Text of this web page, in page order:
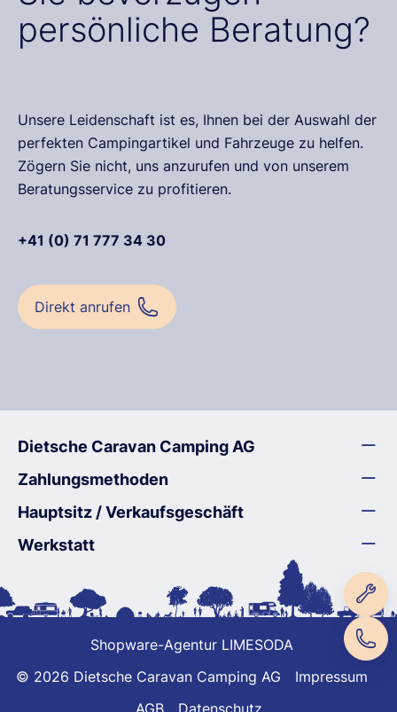
persönliche Beratung?
Unsere Leidenschaft ist es, Ihnen bei der Auswahl der
perfekten Campingartikel und Fahrzeuge zu helfen.
Zögern Sie nicht, uns anzurufen und von unserem
Beratungsservice zu profitieren.
+41 (0) 71 777 34 30
Direkt anrufen
Dietsche Caravan Camping AG
Zahlungsmethoden
Hauptsitz / Verkaufsgeschäft
Werkstatt
Shopware-Agentur LIMESODA
© 2026 Dietsche Caravan Camping AG
Impressum
AGB
Datenschutz